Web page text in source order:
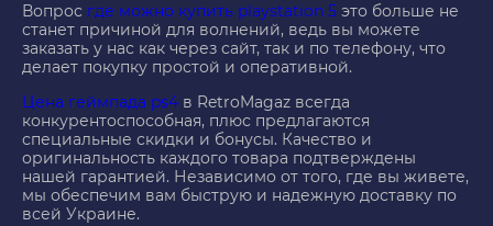
Вопрос где можно купить playstation 5 это больше не
станет причиной для волнений, ведь вы можете
заказать у нас как через сайт, так и по телефону, что
делает покупку простой и оперативной.
Цена геймпада ps4 в RetroMagaz всегда
конкурентоспособная, плюс предлагаются
специальные скидки и бонусы. Качество и
оригинальность каждого товара подтверждены
нашей гарантией. Независимо от того, где вы живете,
мы обеспечим вам быструю и надежную доставку по
всей Украине.